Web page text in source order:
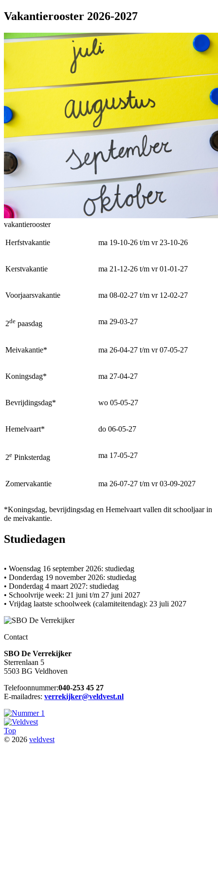
Vakantierooster 2026-2027
vakantierooster
Herfstvakantie ma 19-10-26 t/m vr 23-10-26
Kerstvakantie ma 21-12-26 t/m vr 01-01-27
Voorjaarsvakantie ma 08-02-27 t/m vr 12-02-27
2de paasdag ma 29-03-27
Meivakantie* ma 26-04-27 t/m vr 07-05-27
Koningsdag* ma 27-04-27
Bevrijdingsdag* wo 05-05-27
Hemelvaart* do 06-05-27
2e Pinksterdag ma 17-05-27
Zomervakantie ma 26-07-27 t/m vr 03-09-2027
*Koningsdag, bevrijdingsdag en Hemelvaart vallen dit schooljaar in
de meivakantie.
Studiedagen
• Woensdag 16 september 2026: studiedag
• Donderdag 19 november 2026: studiedag
• Donderdag 4 maart 2027: studiedag
• Schoolvrije week: 21 juni t/m 27 juni 2027
• Vrijdag laatste schoolweek (calamiteitendag): 23 juli 2027
Contact
SBO De Verrekijker
Sterrenlaan 5
5503 BG Veldhoven
Telefoonnummer:040-253 45 27
E-mailadres: verrekijker@veldvest.nl
Top
© 2026 veldvest